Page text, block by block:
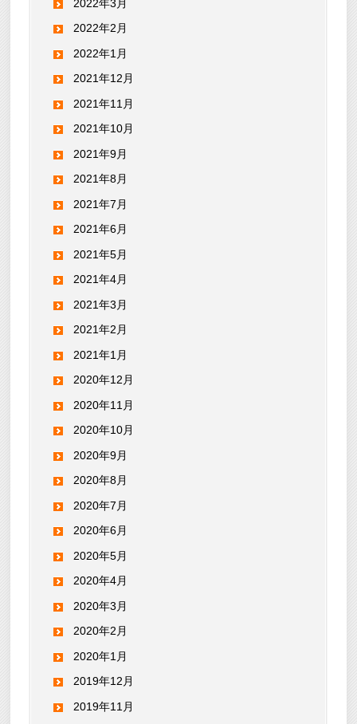
2022年3月
2022年2月
2022年1月
2021年12月
2021年11月
2021年10月
2021年9月
2021年8月
2021年7月
2021年6月
2021年5月
2021年4月
2021年3月
2021年2月
2021年1月
2020年12月
2020年11月
2020年10月
2020年9月
2020年8月
2020年7月
2020年6月
2020年5月
2020年4月
2020年3月
2020年2月
2020年1月
2019年12月
2019年11月